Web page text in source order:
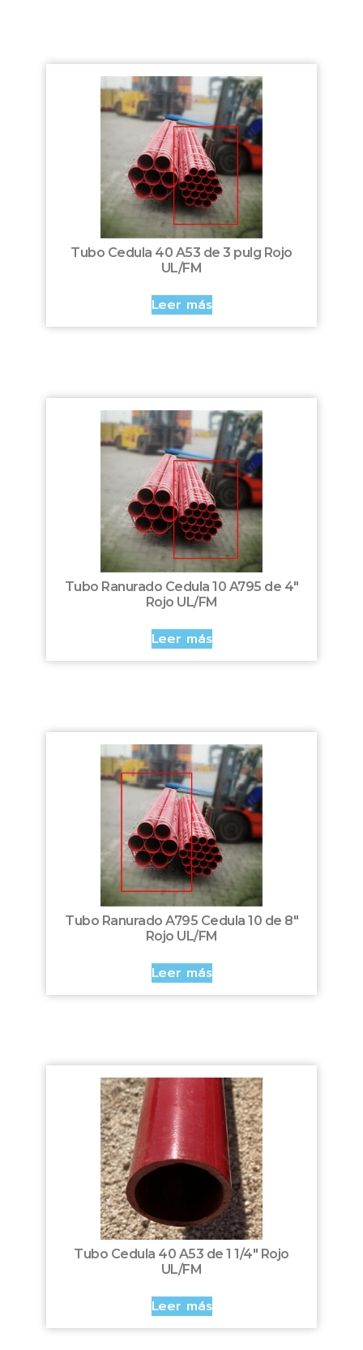
Tubo Cedula 40 A53 de 3 pulg Rojo
UL/FM
Leer más
Tubo Ranurado Cedula 10 A795 de 4″
Rojo UL/FM
Leer más
Tubo Ranurado A795 Cedula 10 de 8″
Rojo UL/FM
Leer más
Tubo Cedula 40 A53 de 1 1/4″ Rojo
UL/FM
Leer más